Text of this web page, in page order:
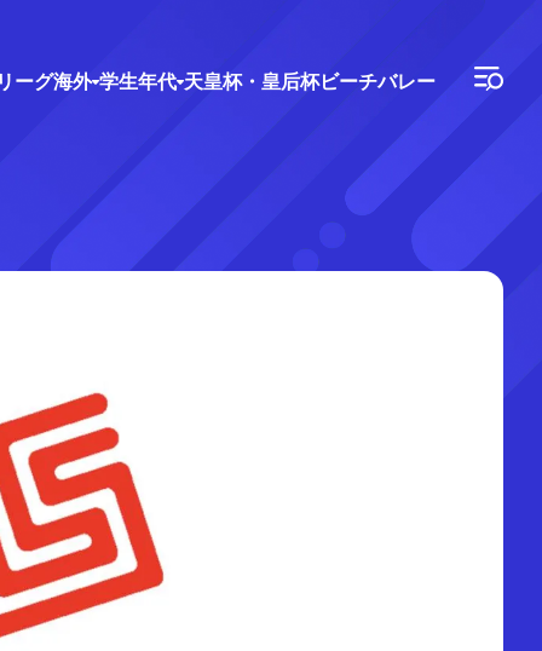
ーグ海外 学生年代 天皇杯・皇后杯ビーチバレー